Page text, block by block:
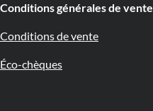
Conditions générales de vente
Conditions de vente
Éco-chèques